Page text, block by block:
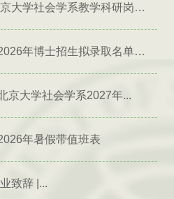
2026年北京大学社会学系教学科研岗位招聘启事
社会学系2026年博士招生拟录取名单公示（专项）
京大学社会学系2027年...
年暑假带值班表
致辞 |...